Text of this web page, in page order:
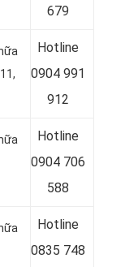
679
Hotline
0904 991
912
Hotline
0904 706
588
Hotline
0835 748